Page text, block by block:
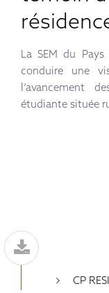
La SEM du
conduire une
l’avancement
étudiante située
CP